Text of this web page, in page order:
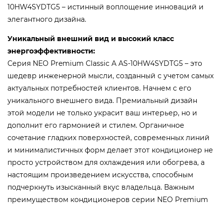
10HW4SYDTG5 – истинный воплощение инноваций и
элегантного дизайна.
Уникальный внешний вид и высокий класс
энергоэффективности:
Серия NEO Premium Classic A AS-10HW4SYDTG5 – это
шедевр инженерной мысли, созданный с учетом самых
актуальных потребностей клиентов. Начнем с его
уникального внешнего вида. Премиальный дизайн
этой модели не только украсит ваш интерьер, но и
дополнит его гармонией и стилем. Органичное
сочетание гладких поверхностей, современных линий
и минималистичных форм делает этот кондиционер не
просто устройством для охлаждения или обогрева, а
настоящим произведением искусства, способным
подчеркнуть изысканный вкус владельца. Важным
преимуществом кондиционеров серии NEO Premium